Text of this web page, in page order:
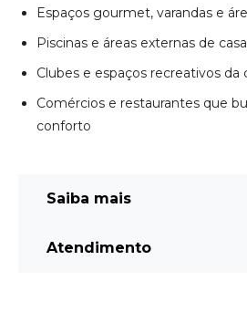
Saiba mais